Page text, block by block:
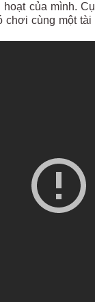
hoạt của mình.
cùng một